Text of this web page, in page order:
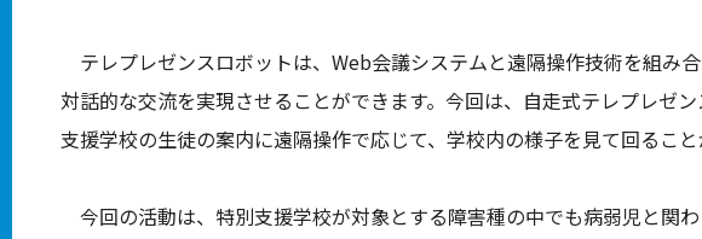
テレプレゼンスロボットは、 Web会議システムと遠隔操作技術を組み
対話的な交流を実現させることができます。今回は、自走式テレプレゼ
支援学校の生徒の案内に遠隔操作で応じて、学校内の様子を見て回ること
今回の活動は、特別支援学校が対象とする障害種の中でも病弱児と関